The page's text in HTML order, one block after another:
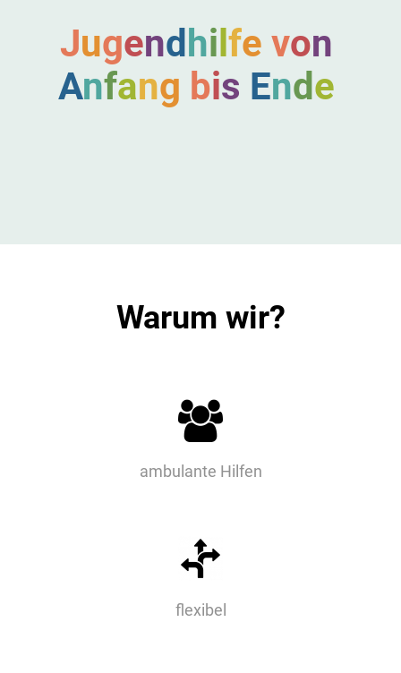
Jugend hi fe von
Anfang bis Ende
Warum wir?

ambulante Hilfen
flexibel